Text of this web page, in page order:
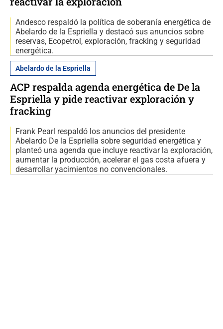
Andesco respaldó la política de soberanía energética de
Abelardo de la Espriella y destacó sus anuncios sobre
reservas, Ecopetrol, exploración, fracking y seguridad
energética.
Abelardo de la Espriella
ACP respalda agenda energética de De la
Espriella y pide reactivar exploración y
fracking
Frank Pearl respaldó los anuncios del presidente
Abelardo De la Espriella sobre seguridad energética y
planteó una agenda que incluye reactivar la exploración,
aumentar la producción, acelerar el gas costa afuera y
desarrollar yacimientos no convencionales.